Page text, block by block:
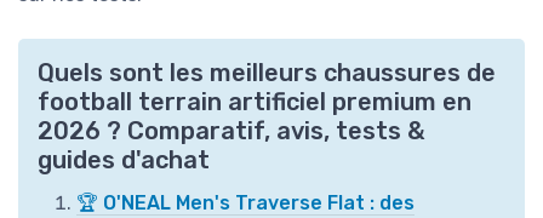
Quels sont les meilleurs chaussures de
football terrain artificiel premium en
2026 ? Comparatif, avis, tests &
guides d'achat
🏆 O'NEAL Men's Traverse Flat : des